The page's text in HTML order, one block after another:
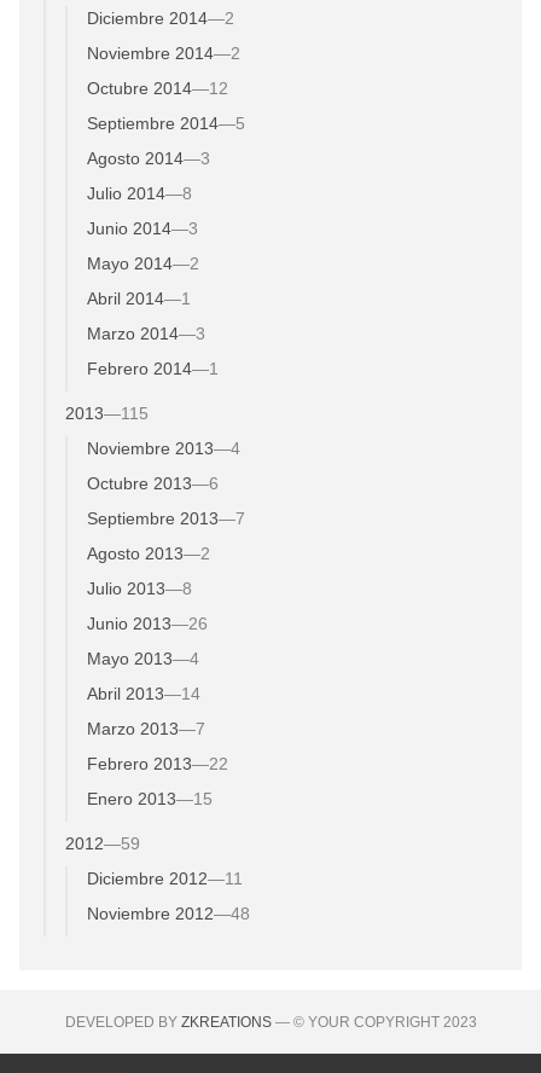
Diciembre 2014—2
Noviembre 2014—2
Octubre 2014—12
Septiembre 2014—5
Agosto 2014—3
Julio 2014—8
Junio 2014—3
Mayo 2014—2
Abril 2014—1
Marzo 2014—3
Febrero 2014—1
2013—115
Noviembre 2013—4
Octubre 2013—6
Septiembre 2013—7
Agosto 2013—2
Julio 2013—8
Junio 2013—26
Mayo 2013—4
Abril 2013—14
Marzo 2013—7
Febrero 2013—22
Enero 2013—15
2012—59
Diciembre 2012—11
Noviembre 2012—48
DEVELOPED BY ZKREATIONS— © YOUR COPYRIGHT 2023